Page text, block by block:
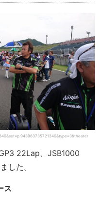
22Lap、JSB1000
した。
ス